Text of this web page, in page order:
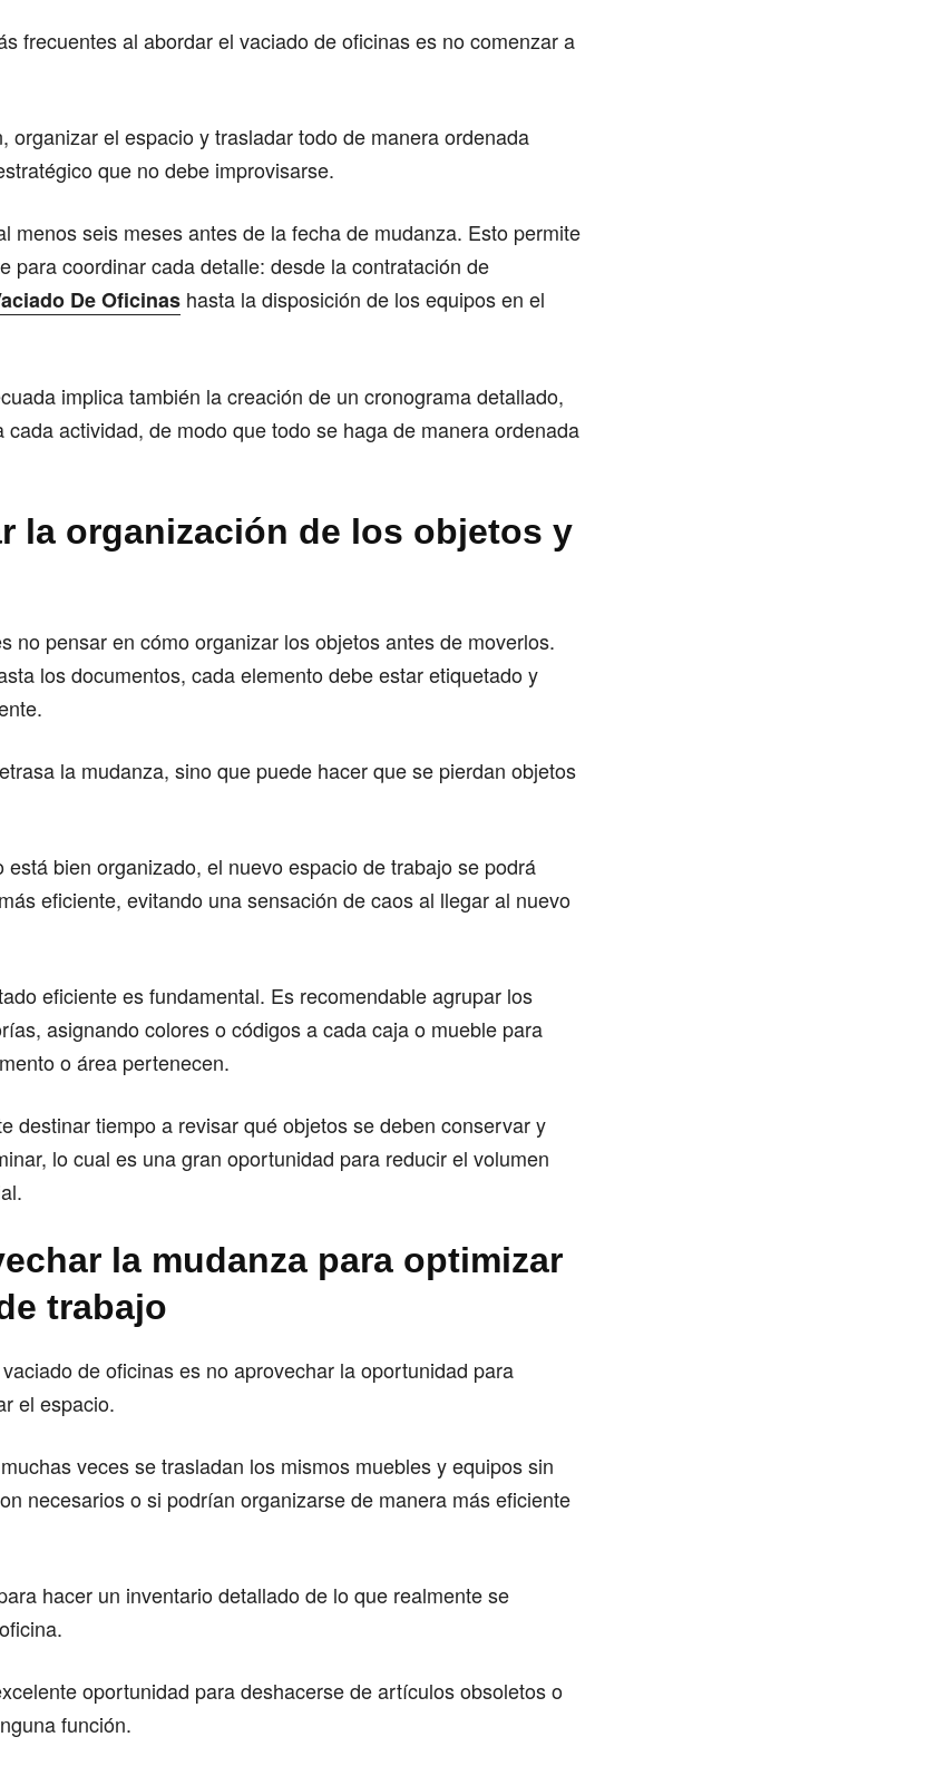
frecuentes al abordar el vaciado de oficinas es no comenzar a
organizar el espacio y trasladar todo de manera ordenada
que no debe improvisarse.
menos seis meses antes de la fecha de mudanza. Esto permite
para coordinar cada detalle: desde la contratación de
De Oficinas hasta la disposición de los equipos en el
implica también la creación de un cronograma detallado,
cada actividad, de modo que todo se haga de manera ordenada
la organización de los objetos y
no pensar en cómo organizar los objetos antes de moverlos.
los documentos, cada elemento debe estar etiquetado y
la mudanza, sino que puede hacer que se pierdan objetos
está bien organizado, el nuevo espacio de trabajo se podrá
eficiente, evitando una sensación de caos al llegar al nuevo
eficiente es fundamental. Es recomendable agrupar los
asignando colores o códigos a cada caja o mueble para
o área pertenecen.
destinar tiempo a revisar qué objetos se deben conservar y
lo cual es una gran oportunidad para reducir el volumen
la mudanza para optimizar
trabajo
de oficinas es no aprovechar la oportunidad para
el espacio.
veces se trasladan los mismos muebles y equipos sin
necesarios o si podrían organizarse de manera más eficiente
hacer un inventario detallado de lo que realmente se
oportunidad para deshacerse de artículos obsoletos o
función.